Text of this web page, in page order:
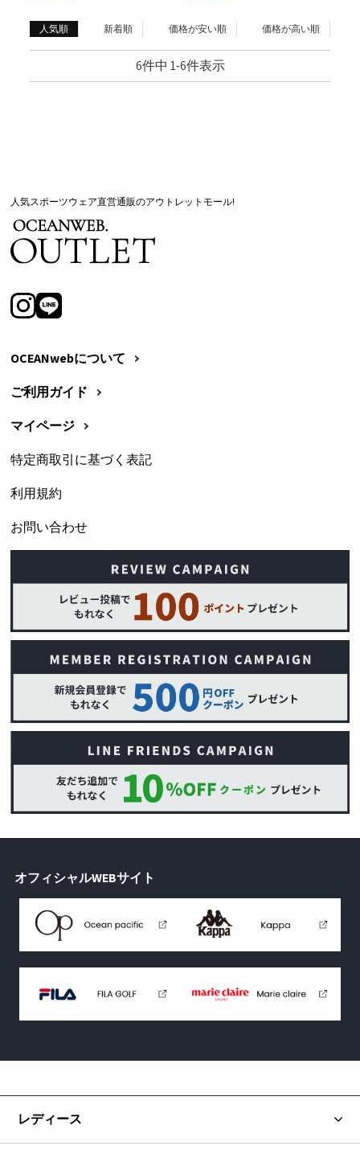
人気順 新着順 価格が安い順 価格が高い順
6件中 1-6件表示
人気スポーツウェア直営通販のアウトレットモール!
OCEANwebについて
ご利用ガイド
マイページ
特定商取引に基づく表記
利用規約
お問い合わせ
オフィシャルWEBサイト
レディース